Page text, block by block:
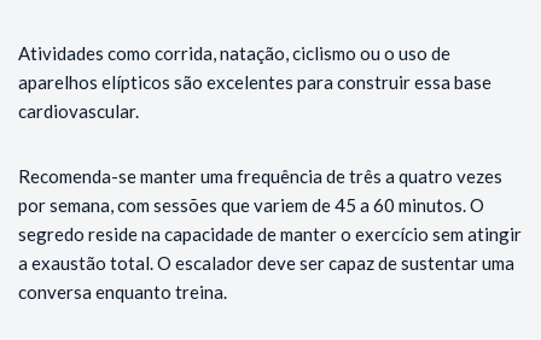
Atividades como corrida, natação, ciclismo ou o uso de
aparelhos elípticos são excelentes para construir essa base
cardiovascular.
Recomenda-se manter uma frequência de três a quatro vezes
por semana, com sessões que variem de 45 a 60 minutos. O
segredo reside na capacidade de manter o exercício sem atingir
a exaustão total. O escalador deve ser capaz de sustentar uma
conversa enquanto treina.